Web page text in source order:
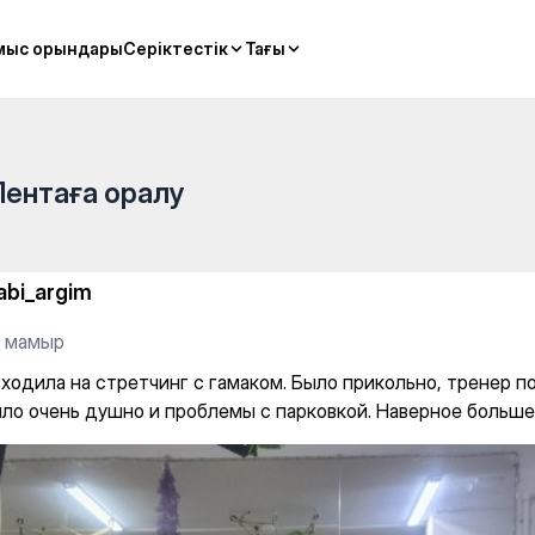
орындарыСеріктестік Тағы
орындарыСеріктестік Тағы
гамаком. Было
оралу
мамыр
на стретчинг с гамаком. Было прикольно, тренер
очень душно и проблемы с парковкой. Наверное